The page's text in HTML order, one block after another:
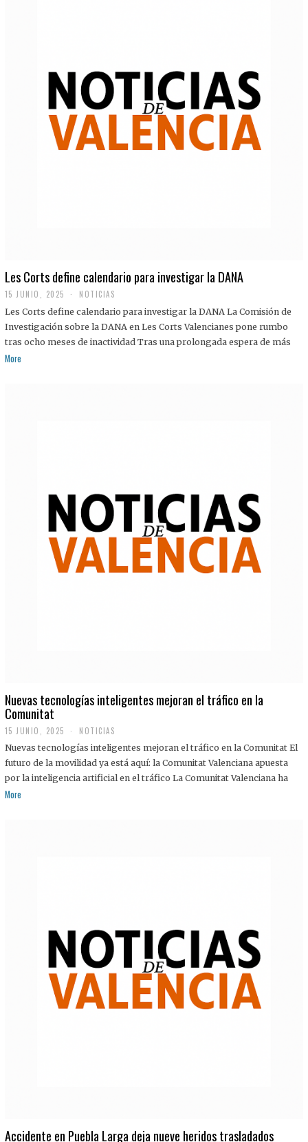
Les Corts define calendario para investigar la DANA
15 JUNIO, 2025 NOTICIAS
Les Corts define calendario para investigar la DANA La Comisión de
Investigación sobre la DANA en Les Corts Valencianes pone rumbo
tras ocho meses de inactividad Tras una prolongada espera de más
More
Nuevas tecnologías inteligentes mejoran el tráfico en la
Comunitat
15 JUNIO, 2025 NOTICIAS
Nuevas tecnologías inteligentes mejoran el tráfico en la Comunitat El
futuro de la movilidad ya está aquí: la Comunitat Valenciana apuesta
por la inteligencia artificial en el tráfico La Comunitat Valenciana ha
More
Accidente en Puebla Larga deja nueve heridos trasladados